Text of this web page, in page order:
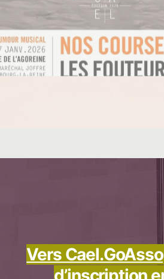
Vers